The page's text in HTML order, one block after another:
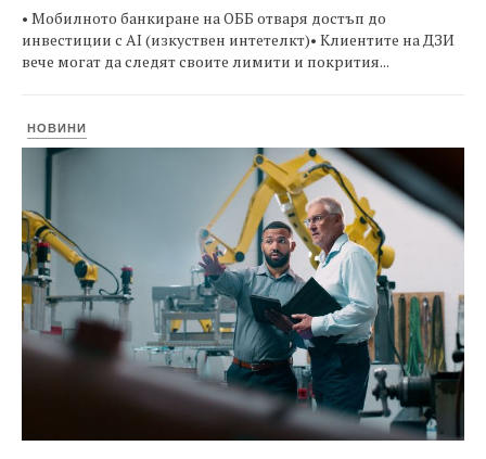
• Мобилното банкиране на ОББ отваря достъп до
инвестиции с AI (изкуствен интетелкт)• Клиентите на ДЗИ
вече могат да следят своите лимити и покрития...
НОВИНИ